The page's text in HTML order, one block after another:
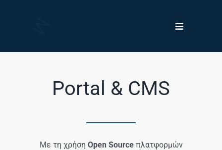
Toggle
Πλατφόρμες – Προϊόντα
Portal & CMS
Με τη χρήση Open Sourceπλατφορμών